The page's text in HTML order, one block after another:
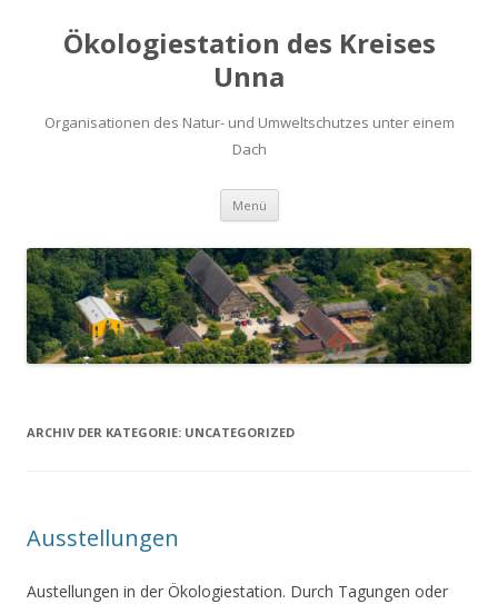
Ökologiestation des Kreises
Unna
Organisationen des Natur- und Umweltschutzes unter einem
Dach
Menü Zum
springen
ARCHIV DER KATEGORIE: UNCATEGORIZED
Ausstellungen
Austellungen in der Ökologiestation. Durch Tagungen oder